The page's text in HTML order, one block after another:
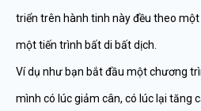
triển trên hành tinh này đều theo một
một tiến trình bất di bất dịch.
Ví dụ như bạn bắt đầu một chương
mình có lúc giảm cân, có lúc lại tăng